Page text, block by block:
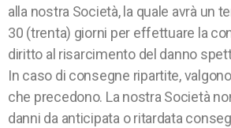
alla nostra Società, la quale avrà un
30 (trenta) giorni per effettuare la
diritto al risarcimento del danno
In caso di consegne ripartite,
che precedono. La nostra Società
danni da anticipata o ritardata